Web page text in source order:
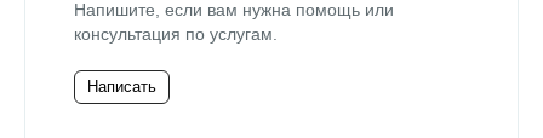
Напишите, если вам нужна помощь или
консультация по услугам.
Написать